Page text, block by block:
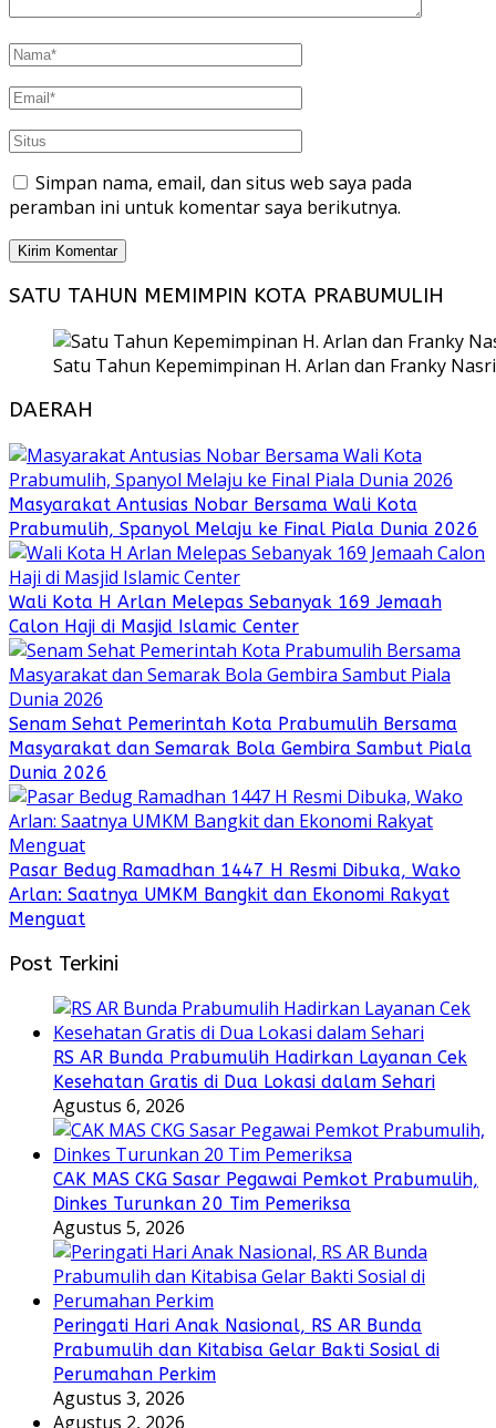
Simpan nama, email, dan situs web saya pada
peramban ini untuk komentar saya berikutnya.
SATU TAHUN MEMIMPIN KOTA PRABUMULIH
Satu Tahun Kepemimpinan H. Arlan dan Franky
DAERAH
Masyarakat Antusias Nobar Bersama Wali Kota
Prabumulih, Spanyol Melaju ke Final Piala Dunia 2026
Wali Kota H Arlan Melepas Sebanyak 169 Jemaah
Calon Haji di Masjid Islamic Center
Senam Sehat Pemerintah Kota Prabumulih Bersama
Masyarakat dan Semarak Bola Gembira Sambut Piala
Dunia 2026
Pasar Bedug Ramadhan 1447 H Resmi Dibuka, Wako
Arlan: Saatnya UMKM Bangkit dan Ekonomi Rakyat
Menguat
Post Terkini
RS AR Bunda Prabumulih Hadirkan Layanan Cek
Kesehatan Gratis di Dua Lokasi dalam Sehari
Agustus 6, 2026
CAK MAS CKG Sasar Pegawai Pemkot Prabumulih,
Dinkes Turunkan 20 Tim Pemeriksa
Agustus 5, 2026
Peringati Hari Anak Nasional, RS AR Bunda
Prabumulih dan Kitabisa Gelar Bakti Sosial di
Perumahan Perkim
Agustus 3, 2026
Agustus 2, 2026